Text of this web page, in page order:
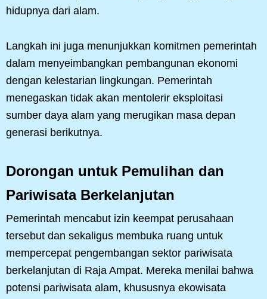
hidupnya dari alam.
Langkah ini juga menunjukkan komitmen pemerintah
dalam menyeimbangkan pembangunan ekonomi
dengan kelestarian lingkungan. Pemerintah
menegaskan tidak akan mentolerir eksploitasi
sumber daya alam yang merugikan masa depan
generasi berikutnya.
Dorongan untuk Pemulihan dan
Pariwisata Berkelanjutan
Pemerintah mencabut izin keempat perusahaan
tersebut dan sekaligus membuka ruang untuk
mempercepat pengembangan sektor pariwisata
berkelanjutan di Raja Ampat. Mereka menilai bahwa
potensi pariwisata alam, khususnya ekowisata